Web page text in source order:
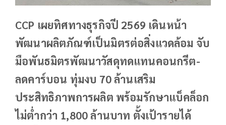
CCP เผยทิศทางธุรกิจปี 2569 เดินหน้า
พัฒนาผลิตภัณฑ์เป็นมิตรต่อสิ่งแวดล้อม จับ
มือพันธมิตรพัฒนาวัสดุทดแทนคอนกรีต-
ลดคาร์บอน ทุ่มงบ 70 ล้านเสริม
ประสิทธิภาพการผลิต พร้อมรักษาแบ็คล็อก
ไม่ต่ำกว่า 1,800 ล้านบาท ตั้งเป้ารายได้